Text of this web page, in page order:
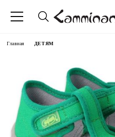
Главная ДЕТЯМ